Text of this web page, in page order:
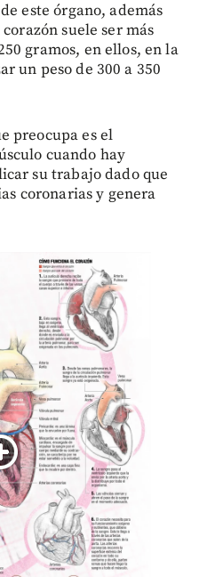
este órgano, además
suele ser más
gramos, en ellos, en la
un peso de 300 a 350
preocupa es el
cuando hay
su trabajo dado que
coronarias y genera